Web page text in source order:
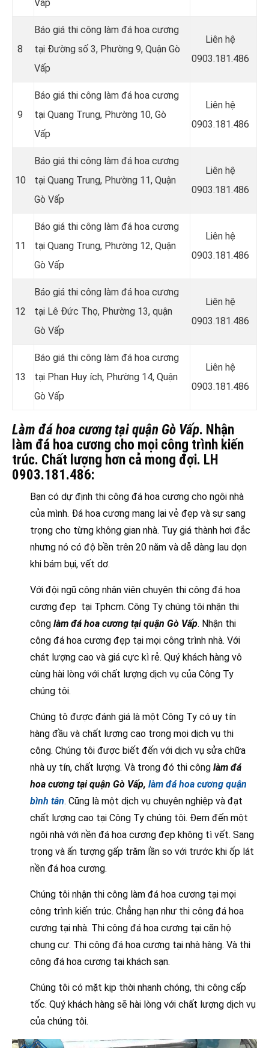
Vấp
8
Báo giá thi công làm đá hoa cương
tại Đường số 3, Phường 9, Quận Gò
Vấp
Liên hệ
0903.181.486
9
Báo giá thi công làm đá hoa cương
tại Quang Trung, Phường 10, Gò
Vấp
Liên hệ
0903.181.486
10
Báo giá thi công làm đá hoa cương
tại Quang Trung, Phường 11, Quận
Gò Vấp
Liên hệ
0903.181.486
11
Báo giá thi công làm đá hoa cương
tại Quang Trung, Phường 12, Quận
Gò Vấp
Liên hệ
0903.181.486
12
Báo giá thi công làm đá hoa cương
tại Lê Đức Thọ, Phường 13, quận
Gò Vấp
Liên hệ
0903.181.486
13
Báo giá thi công làm đá hoa cương
tại Phan Huy ích, Phường 14, Quận
Gò Vấp
Liên hệ
0903.181.486
Làm đá hoa cương tại quận Gò Vấp. Nhận
làm đá hoa cương cho mọi công trình kiến
trúc. Chất lượng hơn cả mong đợi. LH
0903.181.486:
Bạn có dự định thi công đá hoa cương cho ngôi nhà
của mình. Đá hoa cương mang lại vẻ đẹp và sự sang
trọng cho từng không gian nhà. Tuy giá thành hơi đắc
nhưng nó có độ bền trên 20 năm và dễ dàng lau dọn
khi bám bụi, vết dơ.
Với đội ngũ công nhân viên chuyên thi công đá hoa
cương đẹp tại Tphcm. Công Ty chúng tôi nhận thi
công làm đá hoa cương tại quận Gò Vấp. Nhận thi
công đá hoa cương đẹp tại mọi công trình nhà. Với
chát lượng cao và giá cực kì rẻ. Quý khách hàng vô
cùng hài lòng với chất lượng dịch vụ của Công Ty
chúng tôi.
Chúng tô được đánh giá là một Công Ty có uy tín
hàng đầu và chất lượng cao trong mọi dịch vụ thi
công. Chúng tôi được biết đến với dịch vụ sửa chữa
nhà uy tín, chất lượng. Và trong đó thi công làm đá
hoa cương tại quận Gò Vấp, làm đá hoa cương quận
bình tân. Cũng là một dịch vụ chuyên nghiệp và đạt
chất lượng cao tại Công Ty chúng tôi. Đem đến một
ngôi nhà với nền đá hoa cương đẹp không tì vết. Sang
trọng và ấn tượng gấp trăm lần so với trước khi ốp lát
nền đá hoa cương.
Chúng tôi nhận thi công làm đá hoa cương tại mọi
công trình kiến trúc. Chẳng hạn như thi công đá hoa
cương tại nhà. Thi công đá hoa cương tại căn hộ
chung cư. Thi công đá hoa cương tại nhà hàng. Và thi
công đá hoa cương tại khách sạn.
Chúng tôi có mặt kịp thời nhanh chóng, thi công cấp
tốc. Quý khách hàng sẽ hài lòng với chất lượng dịch vụ
của chúng tôi.